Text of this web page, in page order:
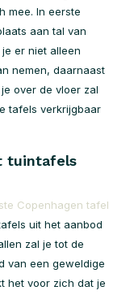
mee. In eerste
aan tal van
er niet alleen
nemen, daarnaast
over de vloer zal
tafels verkrijgbaar
tuintafels
Copenhagen tafel
uit het aanbod
zal je tot de
van een geweldige
het voor zich dat je